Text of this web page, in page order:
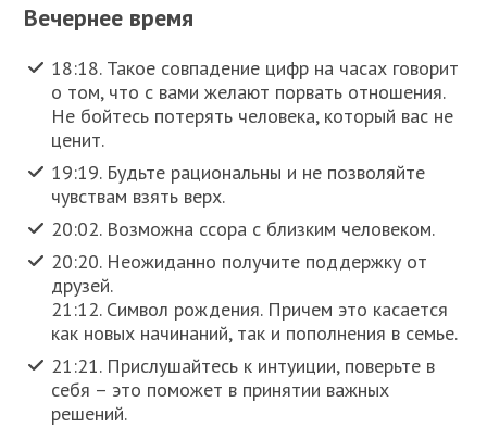
Вечернее время
18:18. Такое совпадение цифр на часах говорит
о том, что с вами желают порвать отношения.
Не бойтесь потерять человека, который вас не
ценит.
19:19. Будьте рациональны и не позволяйте
чувствам взять верх.
20:02. Возможна ссора с близким человеком.
20:20. Неожиданно получите поддержку от
друзей.
21:12. Символ рождения. Причем это касается
как новых начинаний, так и пополнения в семье.
21:21. Прислушайтесь к интуиции, поверьте в
себя – это поможет в принятии важных
решений.